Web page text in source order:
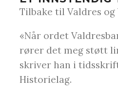
Tilbake til Valdres og
«Når ordet
rører det meg støtt
skriver han i
Historielag.